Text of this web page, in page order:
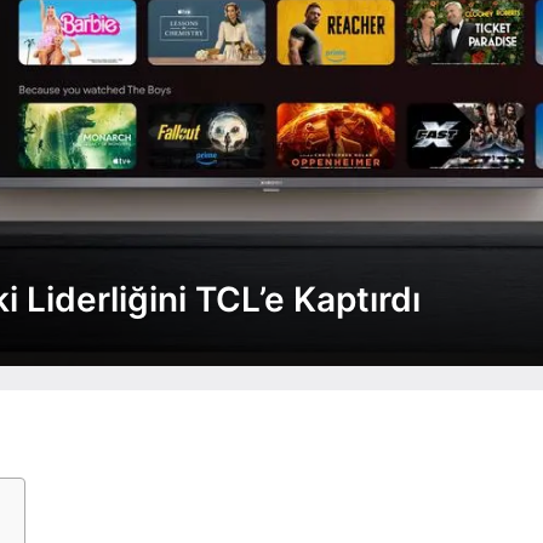
TCL’e Kaptırdı